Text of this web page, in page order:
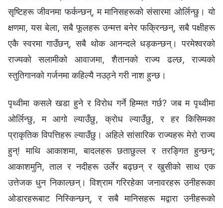
सृष्टिहरू जीवनमा फर्कन्छन्, म मानिसहरूको संसारमा ओर्लिन्छु। यो
क्षणमा, यस बेला, सबै फूलहरू उन्मत्त बनेर फक्रिन्छन्, सबै पक्षीहरू
एकै स्वरमा गाउँछन्, सबै थोक आनन्दले धड्कन्छन्। परमेश्‍वरको
राज्यको सलामीको आवाजमा, शैतानको राज्य ढल्छ, राज्यको
स्तुतिगानको गर्जनमा कहिल्यै नउठ्ने गरी नाश हुन्छ।
पृथ्वीमा कसले खडा हुने र विरोध गर्ने हिम्मत गर्छ? जब म पृथ्वीमा
ओर्लिन्छु, म आगो ल्याउँछु, क्रोध ल्याउँछु, र हर किसिमका
प्राकृतिक विपत्तिहरू ल्याउँछु। अहिले सांसारिक राज्यहरू मेरो राज्य
हुन्! माथि आकाशमा, बादलहरू छताछुल्ल र तरङ्गित हुन्छन्;
आकाशमुनि, ताल र नदीहरू उर्लेर बढ्छन् र खुसीको साथ एक
उत्तेजक धुन निकाल्छन्। विश्राम गरिरहेका जनावरहरू उनीहरूका
ओडारहरूबाट निस्किन्छन्, र सबै मानिसहरू मद्वारा उनीहरूको